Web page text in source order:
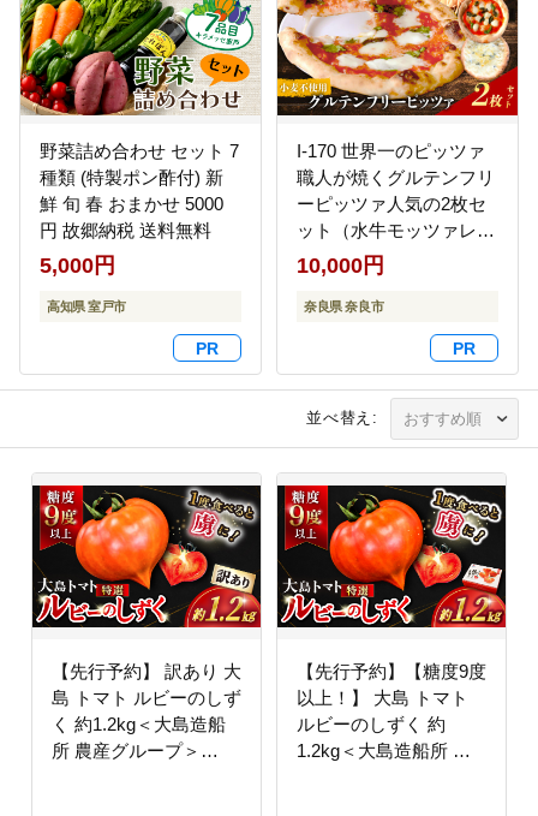
野菜詰め合わせ セット 7
種類 (特製ポン酢付) 新
鮮 旬 春 おまかせ 5000
円 故郷納税 送料無料
5,000円
高知県 室戸市
I-170 世界一のピッツァ
職人が焼くグルテンフリ
ーピッツァ人気の2枚セ
ット（水牛モッツァレラ
チーズのマルゲリータ、
クアトロフォルマッジ）
10,000円
奈良県 奈良市
並べ替え:
【先行予約】 訳あり 大
島 トマト ルビーのしず
く 約1.2kg＜大島造船
所 農産グループ＞
【先行予約】【糖度9度
以上！】 大島 トマト
ルビーのしずく 約
1.2kg＜大島造船所 農